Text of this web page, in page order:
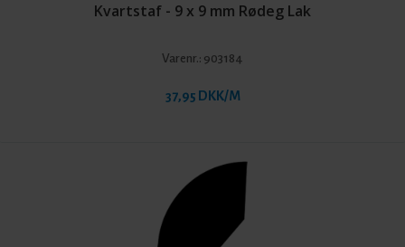
Kvartstaf - 9 x 9 mm Rødeg Lak
Varenr.: 903184
37,95 DKK/M